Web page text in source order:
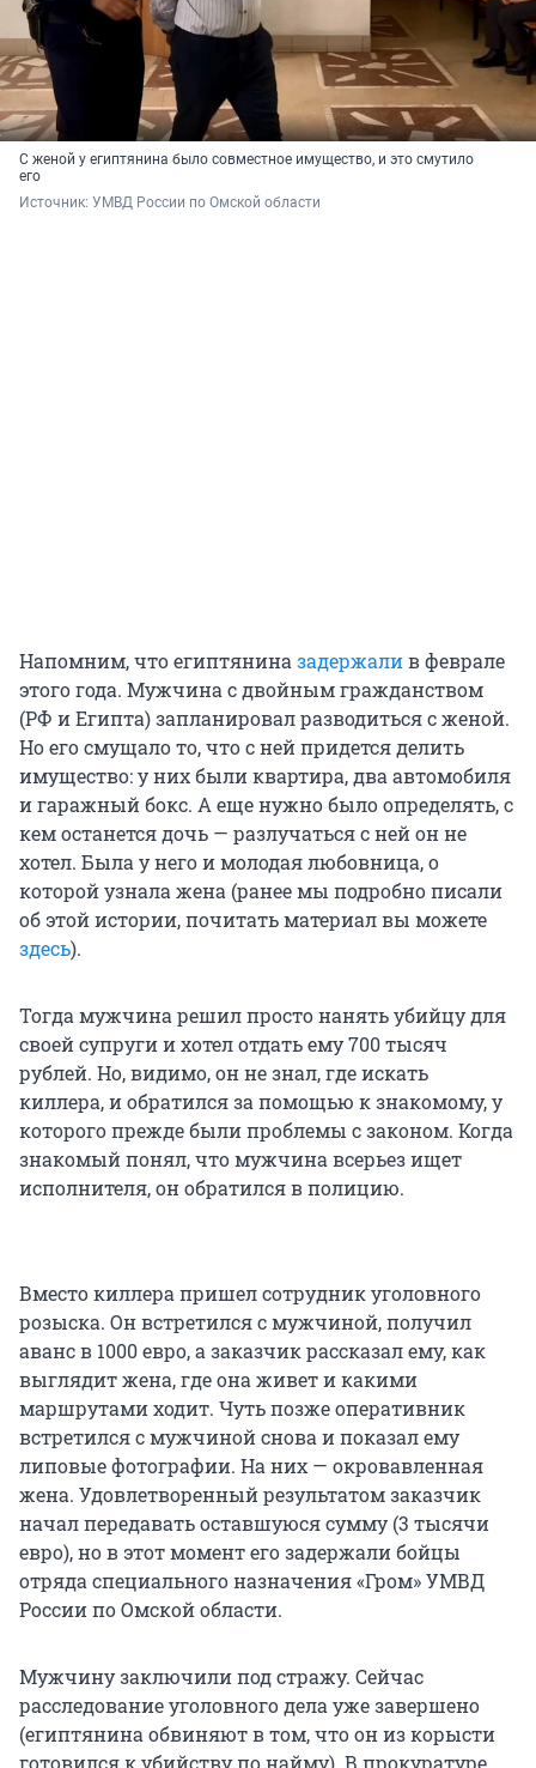
С женой у египтянина было совместное имущество, и это смутило
его
Источник: УМВД России по Омской области
Напомним, что египтяниназадержалив феврале
этого года. Мужчина с двойным гражданством
(РФ и Египта) запланировал разводиться с женой.
Но его смущало то, что с ней придется делить
имущество: у них были квартира, два автомобиля
и гаражный бокс. А еще нужно было определять, с
кем останется дочь — разлучаться с ней он не
хотел. Была у него и молодая любовница, о
которой узнала жена (ранее мы подробно писали
об этой истории, почитать материал вы можете
здесь).
Тогда мужчина решил просто нанять убийцу для
своей супруги и хотел отдать ему 700 тысяч
рублей. Но, видимо, он не знал, где искать
киллера, и обратился за помощью к знакомому, у
которого прежде были проблемы с законом. Когда
знакомый понял, что мужчина всерьез ищет
исполнителя, он обратился в полицию.
Вместо киллера пришел сотрудник уголовного
розыска. Он встретился с мужчиной, получил
аванс в 1000 евро, а заказчик рассказал ему, как
выглядит жена, где она живет и какими
маршрутами ходит. Чуть позже оперативник
встретился с мужчиной снова и показал ему
липовые фотографии. На них — окровавленная
жена. Удовлетворенный результатом заказчик
начал передавать оставшуюся сумму (3 тысячи
евро), но в этот момент его задержали бойцы
отряда специального назначения «Гром» УМВД
России по Омской области.
Мужчину заключили под стражу. Сейчас
расследование уголовного дела уже завершено
(египтянина обвиняют в том, что он из корысти